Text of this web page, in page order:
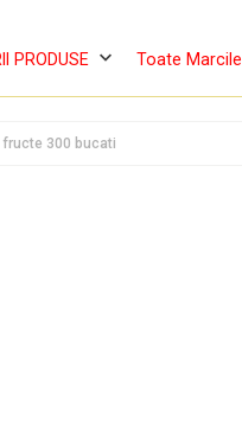
PRODUSE keyboard_arrow_down Toate Marcile
fructe 300 bucati